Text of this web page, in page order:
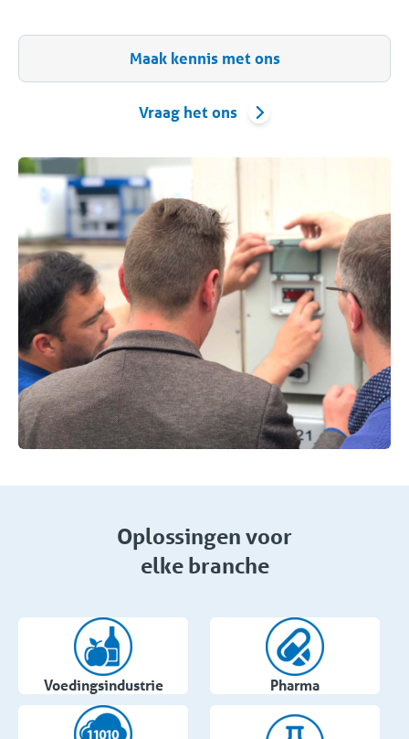
Maak kennis met ons
Vraag het ons
Oplossingen voor
elke branche
Voedingsindustrie Pharma